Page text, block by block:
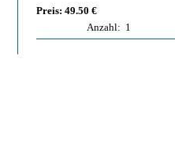
Preis: 49.50 €
Anzahl: 1